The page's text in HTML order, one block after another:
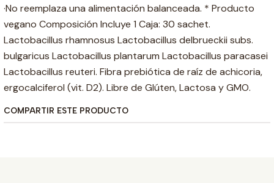
·No reemplaza una alimentación balanceada. * Producto
vegano Composición Incluye 1 Caja: 30 sachet.
Lactobacillus rhamnosus Lactobacillus delbrueckii subs.
bulgaricus Lactobacillus plantarum Lactobacillus paracasei
Lactobacillus reuteri. Fibra prebiótica de raíz de achicoria,
ergocalciferol (vit. D2). Libre de Glúten, Lactosa y GMO.
COMPARTIR ESTE PRODUCTO